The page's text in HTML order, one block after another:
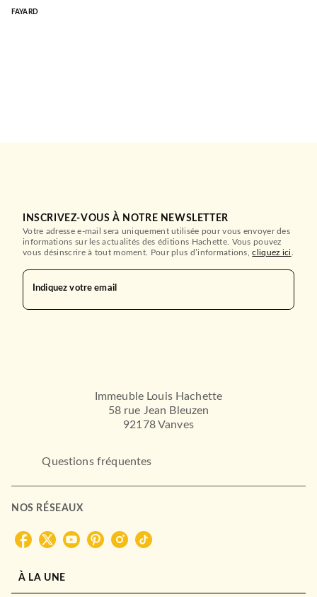
FAYARD
INSCRIVEZ-VOUS À NOTRE NEWSLETTER
Votre adresse e-mail sera uniquement utilisée pour vous envoyer des
informations sur les actualités des éditions Hachette. Vous pouvez
vous désinscrire à tout moment. Pour plus d’informations,cliquez ici
Indiquez votre email
Immeuble Louis Hachette
58 rue Jean Bleuzen
92178 Vanves
Questions fréquentes
NOS RÉSEAUX
À LA UNE